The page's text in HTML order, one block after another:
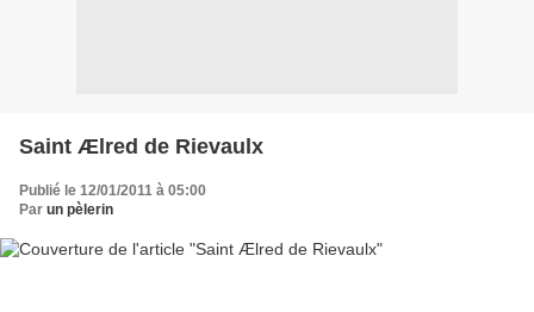
Saint Ælred de Rievaulx
Publié le 12/01/2011 à 05:00
Par un pèlerin